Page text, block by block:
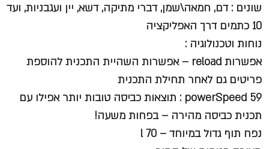
שונים : דם, חמאה\שמן, דברי מתיקה, דשא, יין ועגבניות, ועד
10 כתמים דרך האפליקציה
נוחות וטכנולוגיה :
אפשרות reload – אפשרות השהיית התכנית להוספת
פריטים גם לאחר תחילת התכנית
powerSpeed 59 : תוצאות כביסה טובות יותר אפילו עם
תכנית כביסה מהירה – בפחות משעה!
נפח תוף גדול במיוחד – 70 l